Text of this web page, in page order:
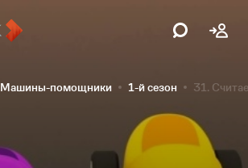
Машины-помощники 1-й сезон 31.